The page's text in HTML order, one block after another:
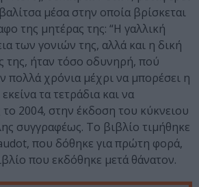
μέσα στην οποία βρίσκεται
της μητέρας της: “Η γαλλική
των γονιών της, αλλά και η δική
της, ήταν τόσο οδυνηρή, πού
πολλά χρόνια μέχρι να μπορέσει η
τα τετράδια και να
2004, στην έκδοση του κύκνειου
συγγραφέως. Το βιβλίο τιμήθηκε
που δόθηκε για πρώτη φορά,
που εκδόθηκε μετά θάνατον.